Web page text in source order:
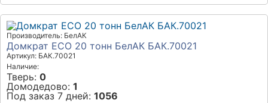
Производитель: БелАК
Домкрат ECO 20 тонн БелАК БАК.70021
Артикул: БАК.70021
Наличие:
Тверь: 0
Домодедово: 1
Под заказ 7 дней: 1056